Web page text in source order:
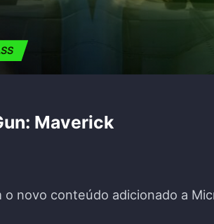
Maverick
novo conteúdo adicionado a